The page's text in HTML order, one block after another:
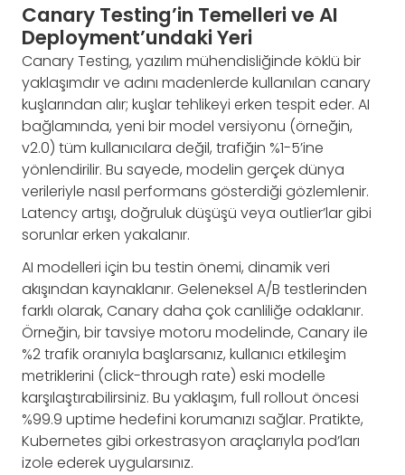
Canary Testing’in Temelleri ve AI
Deployment’undaki Yeri
Canary Testing, yazılım mühendisliğinde köklü bir
yaklaşımdır ve adını madenlerde kullanılan canary
kuşlarından alır; kuşlar tehlikeyi erken tespit eder. AI
bağlamında, yeni bir model versiyonu (örneğin,
v2.0) tüm kullanıcılara değil, trafiğin %1-5’ine
yönlendirilir. Bu sayede, modelin gerçek dünya
verileriyle nasıl performans gösterdiği gözlemlenir.
Latency artışı, doğruluk düşüşü veya outlier’lar gibi
sorunlar erken yakalanır.
AI modelleri için bu testin önemi, dinamik veri
akışından kaynaklanır. Geleneksel A/B testlerinden
farklı olarak, Canary daha çok canliliğe odaklanır.
Örneğin, bir tavsiye motoru modelinde, Canary ile
%2 trafik oranıyla başlarsanız, kullanıcı etkileşim
metriklerini (click-through rate) eski modelle
karşılaştırabilirsiniz. Bu yaklaşım, full rollout öncesi
%99.9 uptime hedefini korumanızı sağlar. Pratikte,
Kubernetes gibi orkestrasyon araçlarıyla pod’ları
izole ederek uygularsınız.